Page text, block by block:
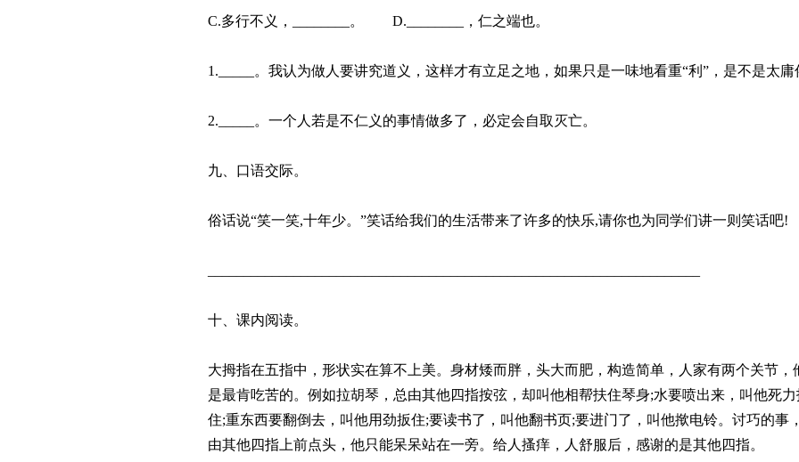
C.多行不义，________。 D.________，仁之端也。
1._____。我认为做人要讲究道义，这样才有立足之地，如果只是一味地看重“利”，是不是太
2._____。一个人若是不仁义的事情做多了，必定会自取灭亡。
九、口语交际。
俗话说“笑一笑,十年少。”笑话给我们的生活带来了许多的快乐,请你也为同学们讲一则笑话吧!
十、课内阅读。
大拇指在五指中，形状实在算不上美。身材矮而胖，头大而肥，构造简单，人家有两个关节
是最肯吃苦的。例如拉胡琴，总由其他四指按弦，却叫他相帮扶住琴身;水要喷出来，叫他死
住;重东西要翻倒去，叫他用劲扳住;要读书了，叫他翻书页;要进门了，叫他揿电铃。讨巧的事
由其他四指上前点头，他只能呆呆站在一旁。给人搔痒，人舒服后，感谢的是其他四指。